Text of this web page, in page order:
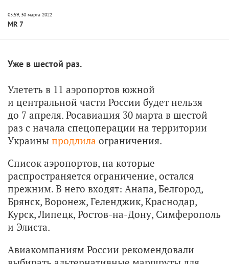
MR 7
Уже в шестой раз.
Улететь в 11 аэропортов южной
и центральной части России будет нельзя
до 7 апреля. Росавиация 30 марта в шестой
раз с начала спецоперации на территории
Украины продлила ограничения.
Список аэропортов, на которые
распространяется ограничение, остался
прежним. В него входят: Анапа, Белгород,
Брянск, Воронеж, Геленджик, Краснодар,
Курск, Липецк, Ростов-на-Дону, Симферополь
и Элиста.
Авиакомпаниям России рекомендовали